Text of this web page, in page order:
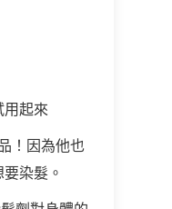
用起來
！因為他也
染髮。